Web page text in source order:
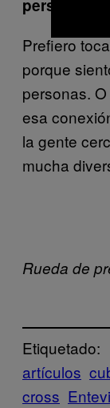
personas?
Prefiero
porque
personas.
esa
la gente
mucha
Rueda de
Etiquetado:
artículos
cross